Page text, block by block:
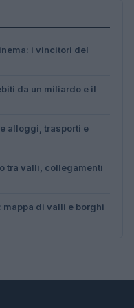
i vincitori del
da un miliardo e il
alloggi, trasporti e
tra valli, collegamenti
di valli e borghi